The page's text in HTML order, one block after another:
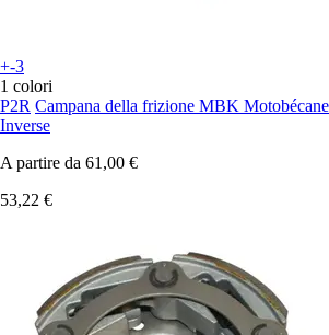
+-3
1 colori
P2R Campana della frizione MBK
Inverse
A partire da 61,00 €
53,22 €